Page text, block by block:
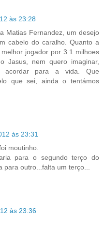
às 23:28
Matias Fernandez, um desejo
cabelo do caralho. Quanto a
jogador por 3.1 milhoes
Jasus, nem quero imaginar,
acordar para a vida. Que
que sei, ainda o tentámos
às 23:31
moutinho.
para o segundo terço do
outro...falta um terço...
às 23:36